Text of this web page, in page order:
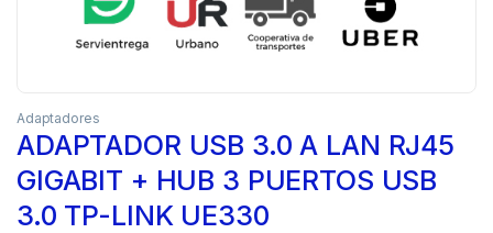
Adaptadores
ADAPTADOR USB 3.0 A LAN RJ45
GIGABIT + HUB 3 PUERTOS USB
3.0 TP-LINK UE330